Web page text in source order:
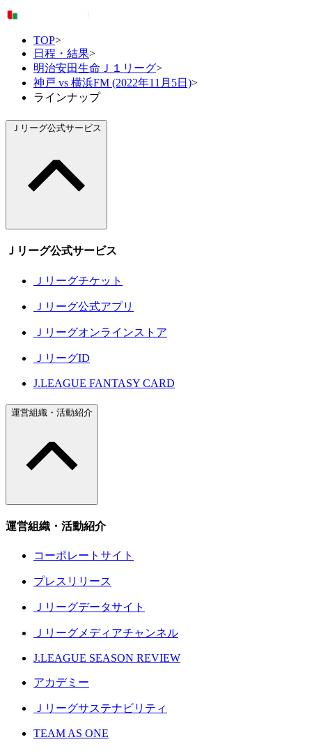
TOP>
日程・結果>
明治安田生命Ｊ１リーグ>
神戸 vs 横浜FM (2022年11月5日)>
ラインナップ
Ｊリーグ公式サービス
Ｊリーグ公式サービス
Ｊリーグチケット
Ｊリーグ公式アプリ
Ｊリーグオンラインストア
ＪリーグID
J.LEAGUE FANTASY CARD
運営組織・活動紹介
運営組織・活動紹介
コーポレートサイト
プレスリリース
Ｊリーグデータサイト
Ｊリーグメディアチャンネル
J.LEAGUE SEASON REVIEW
アカデミー
Ｊリーグサステナビリティ
TEAM AS ONE